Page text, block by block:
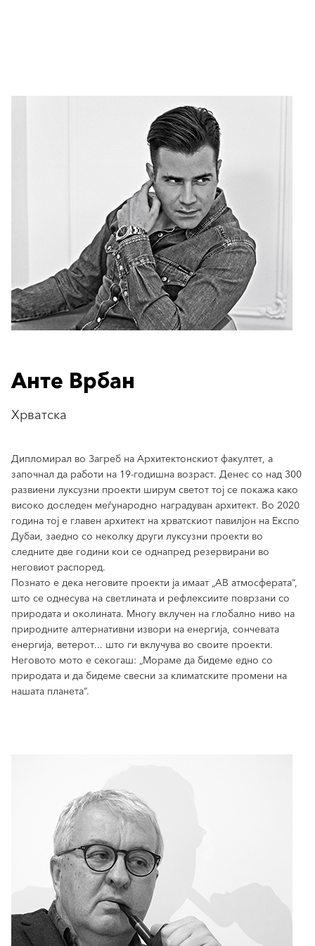
Анте Врбан
Хрватска
Дипломирал во Загреб на Архитектонскиот факултет, а
започнал да работи на 19-годишна возраст. Денес со над 300
развиени луксузни проекти ширум светот тој се покажа како
високо доследен меѓународно наградуван архитект. Во 2020
година тој е главен архитект на хрватскиот павилјон на Експо
Дубаи, заедно со неколку други луксузни проекти во
следните две години кои се однапред резервирани во
неговиот распоред.
Познато е дека неговите проекти ја имаат „АВ атмосферата“,
што се однесува на светлината и рефлексиите поврзани со
природата и околината. Многу вклучен на глобално ниво на
природните алтернативни извори на енергија, сончевата
енергија, ветерот... што ги вклучува во своите проекти.
Неговото мото е секогаш: „Мораме да бидеме едно со
природата и да бидеме свесни за климатските промени на
нашата планета“.